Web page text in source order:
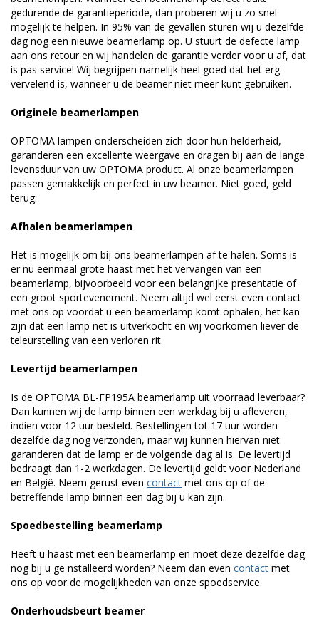
gedurende de garantieperiode, dan proberen wij u zo snel
mogelijk te helpen. In 95% van de gevallen sturen wij u dezelfde
dag nog een nieuwe beamerlamp op. U stuurt de defecte lamp
aan ons retour en wij handelen de garantie verder voor u af, dat
is pas service! Wij begrijpen namelijk heel goed dat het erg
vervelend is, wanneer u de beamer niet meer kunt gebruiken.
Originele beamerlampen
OPTOMA lampen onderscheiden zich door hun helderheid,
garanderen een excellente weergave en dragen bij aan de lange
levensduur van uw OPTOMA product. Al onze beamerlampen
passen gemakkelijk en perfect in uw beamer. Niet goed, geld
terug.
Afhalen beamerlampen
Het is mogelijk om bij ons beamerlampen af te halen. Soms is
er nu eenmaal grote haast met het vervangen van een
beamerlamp, bijvoorbeeld voor een belangrijke presentatie of
een groot sportevenement. Neem altijd wel eerst even contact
met ons op voordat u een beamerlamp komt ophalen, het kan
zijn dat een lamp net is uitverkocht en wij voorkomen liever de
teleurstelling van een verloren rit.
Levertijd beamerlampen
Is de OPTOMA BL-FP195A beamerlamp uit voorraad leverbaar?
Dan kunnen wij de lamp binnen een werkdag bij u afleveren,
indien voor 12 uur besteld. Bestellingen tot 17 uur worden
dezelfde dag nog verzonden, maar wij kunnen hiervan niet
garanderen dat de lamp er de volgende dag al is. De levertijd
bedraagt dan 1-2 werkdagen. De levertijd geldt voor Nederland
en België. Neem gerust even contact met ons op of de
betreffende lamp binnen een dag bij u kan zijn.
Spoedbestelling beamerlamp
Heeft u haast met een beamerlamp en moet deze dezelfde dag
nog bij u geïnstalleerd worden? Neem dan even contact met
ons op voor de mogelijkheden van onze spoedservice.
Onderhoudsbeurt beamer